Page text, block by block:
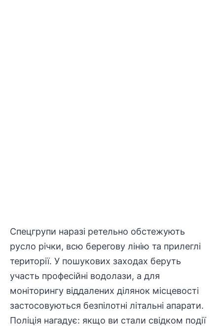
Спецгрупи наразі ретельно обстежують
русло річки, всю берегову лінію та прилеглі
території. У пошукових заходах беруть
участь професійні водолази, а для
моніторингу віддалених ділянок місцевості
застосовуються безпілотні літальні апарати.
Поліція нагадує: якщо ви стали свідком події